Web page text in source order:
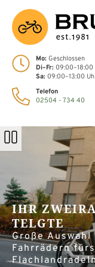
Zum
Hauptinhalt
wechseln
Mo: Geschlossen
Di–Fr: 09:00–18:00
Sa: 09:00–13:00
Telefon
02504 - 734 40
IHR
TELGTE
Große
Fahrrädern
Automatische
Wiedergabe
Sliders
aktivieren